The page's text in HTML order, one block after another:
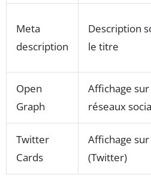
Meta
description
Description
le titre
Open
Graph
Affichage
réseaux
Twitter
Cards
Affichage sur
(Twitter)